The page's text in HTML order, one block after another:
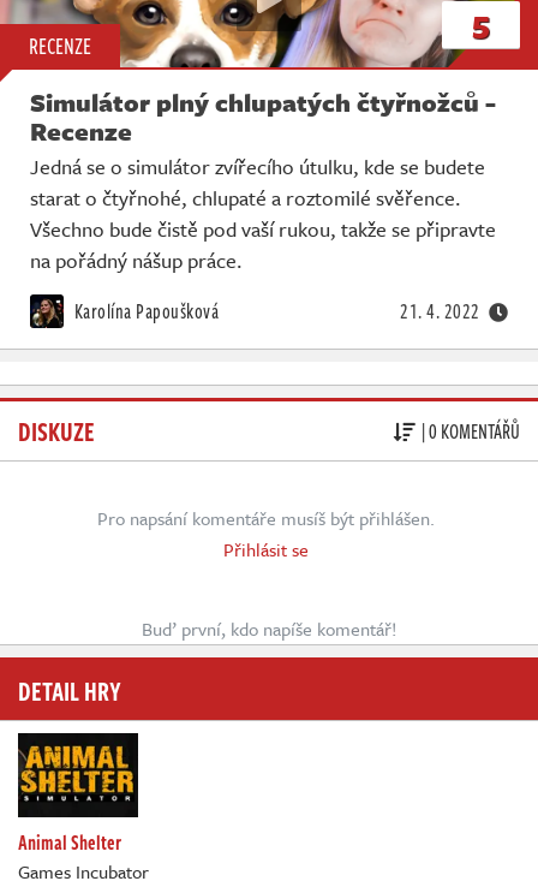
RECENZE 5
Simulátor plný chlupatých čtyřnožců -
Recenze
Jedná se o simulátor zvířecího útulku, kde se budete
starat o čtyřnohé, chlupaté a roztomilé svěřence.
Všechno bude čistě pod vaší rukou, takže se připravte
na pořádný nášup práce.
Karolína Papoušková 21. 4. 2022
DISKUZE | 0 KOMENTÁŘŮ
Pro napsání komentáře musíš být přihlášen.
Přihlásit se
Buď první, kdo napíše komentář!
DETAIL HRY
Animal Shelter
Games Incubator